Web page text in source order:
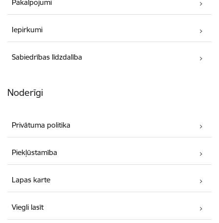
Pakalpojumi
Iepirkumi
Sabiedrības līdzdalība
Noderīgi
Privātuma politika
Piekļūstamība
Lapas karte
Viegli lasīt